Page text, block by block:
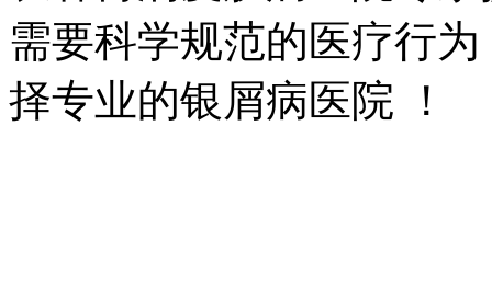
需要科学规范的医疗行
择专业的银屑病医院 ！